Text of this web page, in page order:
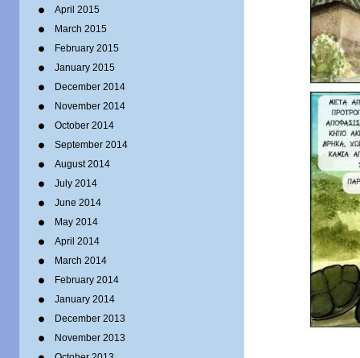
April 2015
March 2015
February 2015
January 2015
December 2014
November 2014
October 2014
September 2014
August 2014
July 2014
June 2014
May 2014
April 2014
March 2014
February 2014
January 2014
December 2013
November 2013